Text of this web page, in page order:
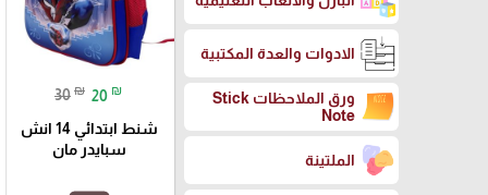
الادوات والعدة المكتبية
ورق الملاحظات Stick
Note
الملتينة
30 ₪ 20 ₪
شنط ابتدائي 14 انش
سبايدر مان